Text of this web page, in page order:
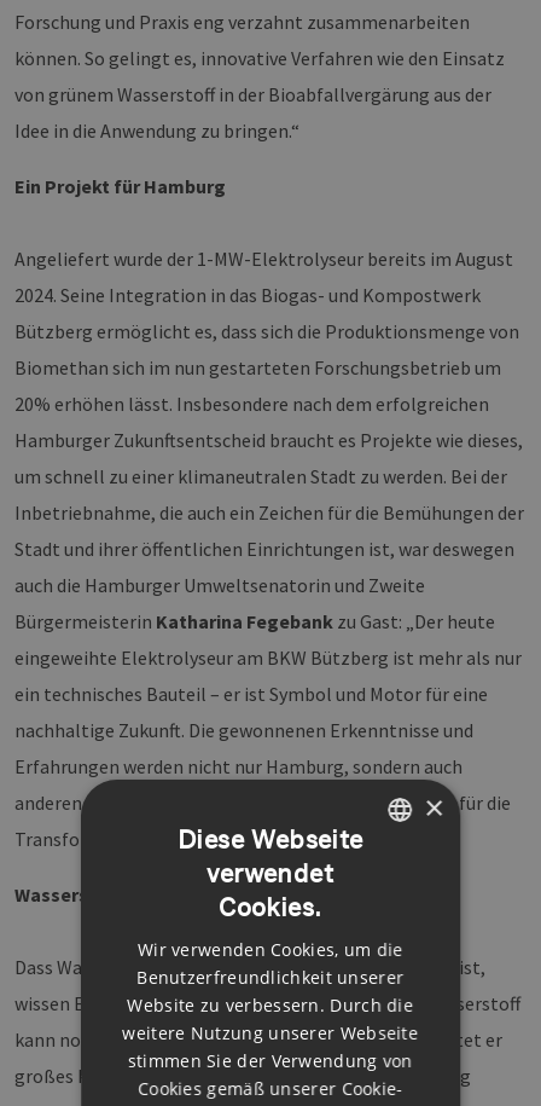
Forschung und Praxis eng verzahnt zusammenarbeiten
können. So gelingt es, innovative Verfahren wie den Einsatz
von grünem Wasserstoff in der Bioabfallvergärung aus der
Idee in die Anwendung zu bringen.“
Ein Projekt für Hamburg
Angeliefert wurde der 1-MW-Elektrolyseur bereits im August
2024. Seine Integration in das Biogas- und Kompostwerk
Bützberg ermöglicht es, dass sich die Produktionsmenge von
Biomethan sich im nun gestarteten Forschungsbetrieb um
20% erhöhen lässt. Insbesondere nach dem erfolgreichen
Hamburger Zukunftsentscheid braucht es Projekte wie dieses,
um schnell zu einer klimaneutralen Stadt zu werden. Bei der
Inbetriebnahme, die auch ein Zeichen für die Bemühungen der
Stadt und ihrer öffentlichen Einrichtungen ist, war deswegen
auch die Hamburger Umweltsenatorin und Zweite
Bürgermeisterin Katharina Fegebank zu Gast: „Der heute
eingeweihte Elektrolyseur am BKW Bützberg ist mehr als nur
ein technisches Bauteil – er ist Symbol und Motor für eine
nachhaltige Zukunft. Die gewonnenen Erkenntnisse und
Erfahrungen werden nicht nur Hamburg, sondern auch
anderen Kommunen und Regionen wertvolle Impulse für die
Transformation ihrer Energiesysteme geben“.
Wasserstoff als chemischen Stoff nutzen
Dass Wasserstoff ein Energieträger mit viel Potential ist,
wissen Energiewende-Interessierte bereits. Doch Wasserstoff
kann noch mehr: Auch als chemischer Baustein entfaltet er
großes Potenzial. Bei der klassischen Biogaserzeugung
GERMAN
×
Diese Webseite
verwendet
Cookies.
Wir verwenden Cookies, um die
Benutzerfreundlichkeit unserer
Website zu verbessern. Durch die
weitere Nutzung unserer Webseite
stimmen Sie der Verwendung von
Cookies gemäß unserer Cookie-